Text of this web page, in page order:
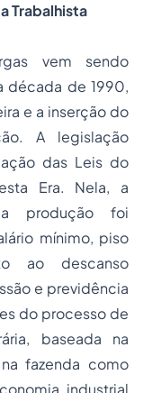
Trabalhista
vem sendo
década de 1990,
e a inserção do
A legislação
das Leis do
Era. Nela, a
produção foi
mínimo, piso
ao descanso
e previdência
do processo de
baseada na
fazenda como
industrial